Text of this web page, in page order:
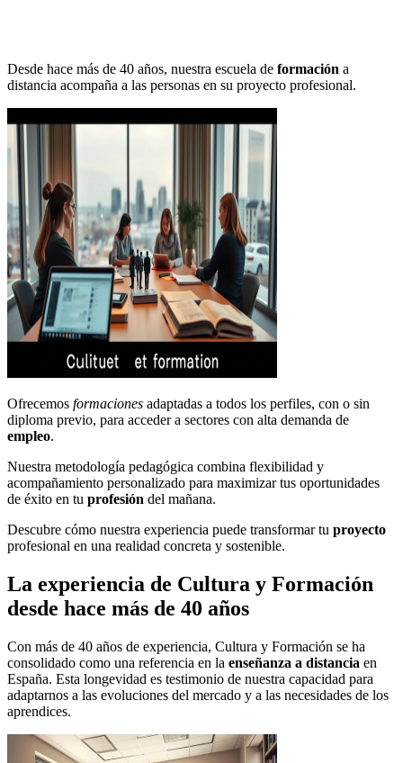
Desde hace más de 40 años, nuestra escuela de formación a
distancia acompaña a las personas en su proyecto profesional.
Ofrecemos formaciones adaptadas a todos los perfiles, con o sin
diploma previo, para acceder a sectores con alta demanda de
empleo.
Nuestra metodología pedagógica combina flexibilidad y
acompañamiento personalizado para maximizar tus oportunidades
de éxito en tu profesión del mañana.
Descubre cómo nuestra experiencia puede transformar tu proyecto
profesional en una realidad concreta y sostenible.
La experiencia de Cultura y Formación
desde hace más de 40 años
Con más de 40 años de experiencia, Cultura y Formación se ha
consolidado como una referencia en la enseñanza a distancia en
España. Esta longevidad es testimonio de nuestra capacidad para
adaptarnos a las evoluciones del mercado y a las necesidades de los
aprendices.